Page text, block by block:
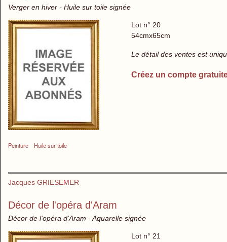
Verger en hiver - Huile sur toile signée
Peinture Huile sur toile
Lot n° 20
54cmx65cm
Le détail des ventes est
Créez un compte
Jacques GRIESEMER
Décor de l'opéra d'Aram
Décor de l'opéra d'Aram - Aquarelle signée
Lot n° 21